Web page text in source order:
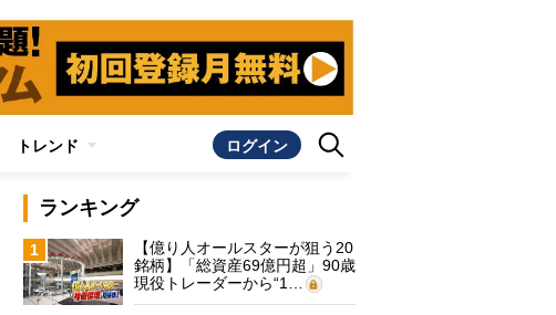
トレンド ログイン
ランキング
1
【億り人オールスターが狙う20
銘柄】「総資産69億円超」90歳
現役トレーダーから“1…